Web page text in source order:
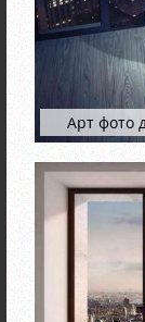
Арт фото